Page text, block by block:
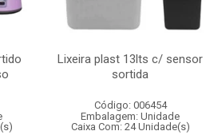
Lixeira plast 13lts c/ sensor
sortida
Código: 006454
Embalagem: Unidade
Caixa Com: 24 Unidade(s)